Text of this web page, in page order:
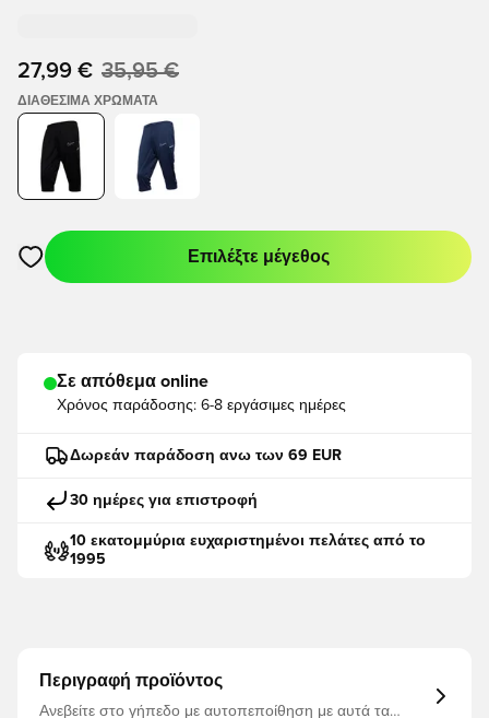
27,99 € 35,95 €
ΔΙΑΘΈΣΙΜΑ ΧΡΏΜΑΤΑ
Ανοίγει ένα Modal για να συνδεθείτε ή να εγγραφείτε ως
Επιλέξτε μέγεθος
Σε απόθεμα online
Χρόνος παράδοσης: 6-8 εργάσιμες ημέρες
Δωρεάν παράδοση ανω των 69 EUR
30 ημέρες για επιστροφή
10 εκατομμύρια ευχαριστημένοι πελάτες από το
1995
Περιγραφή προϊόντος
Ανεβείτε στο γήπεδο με αυτοπεποίθηση με αυτά τα